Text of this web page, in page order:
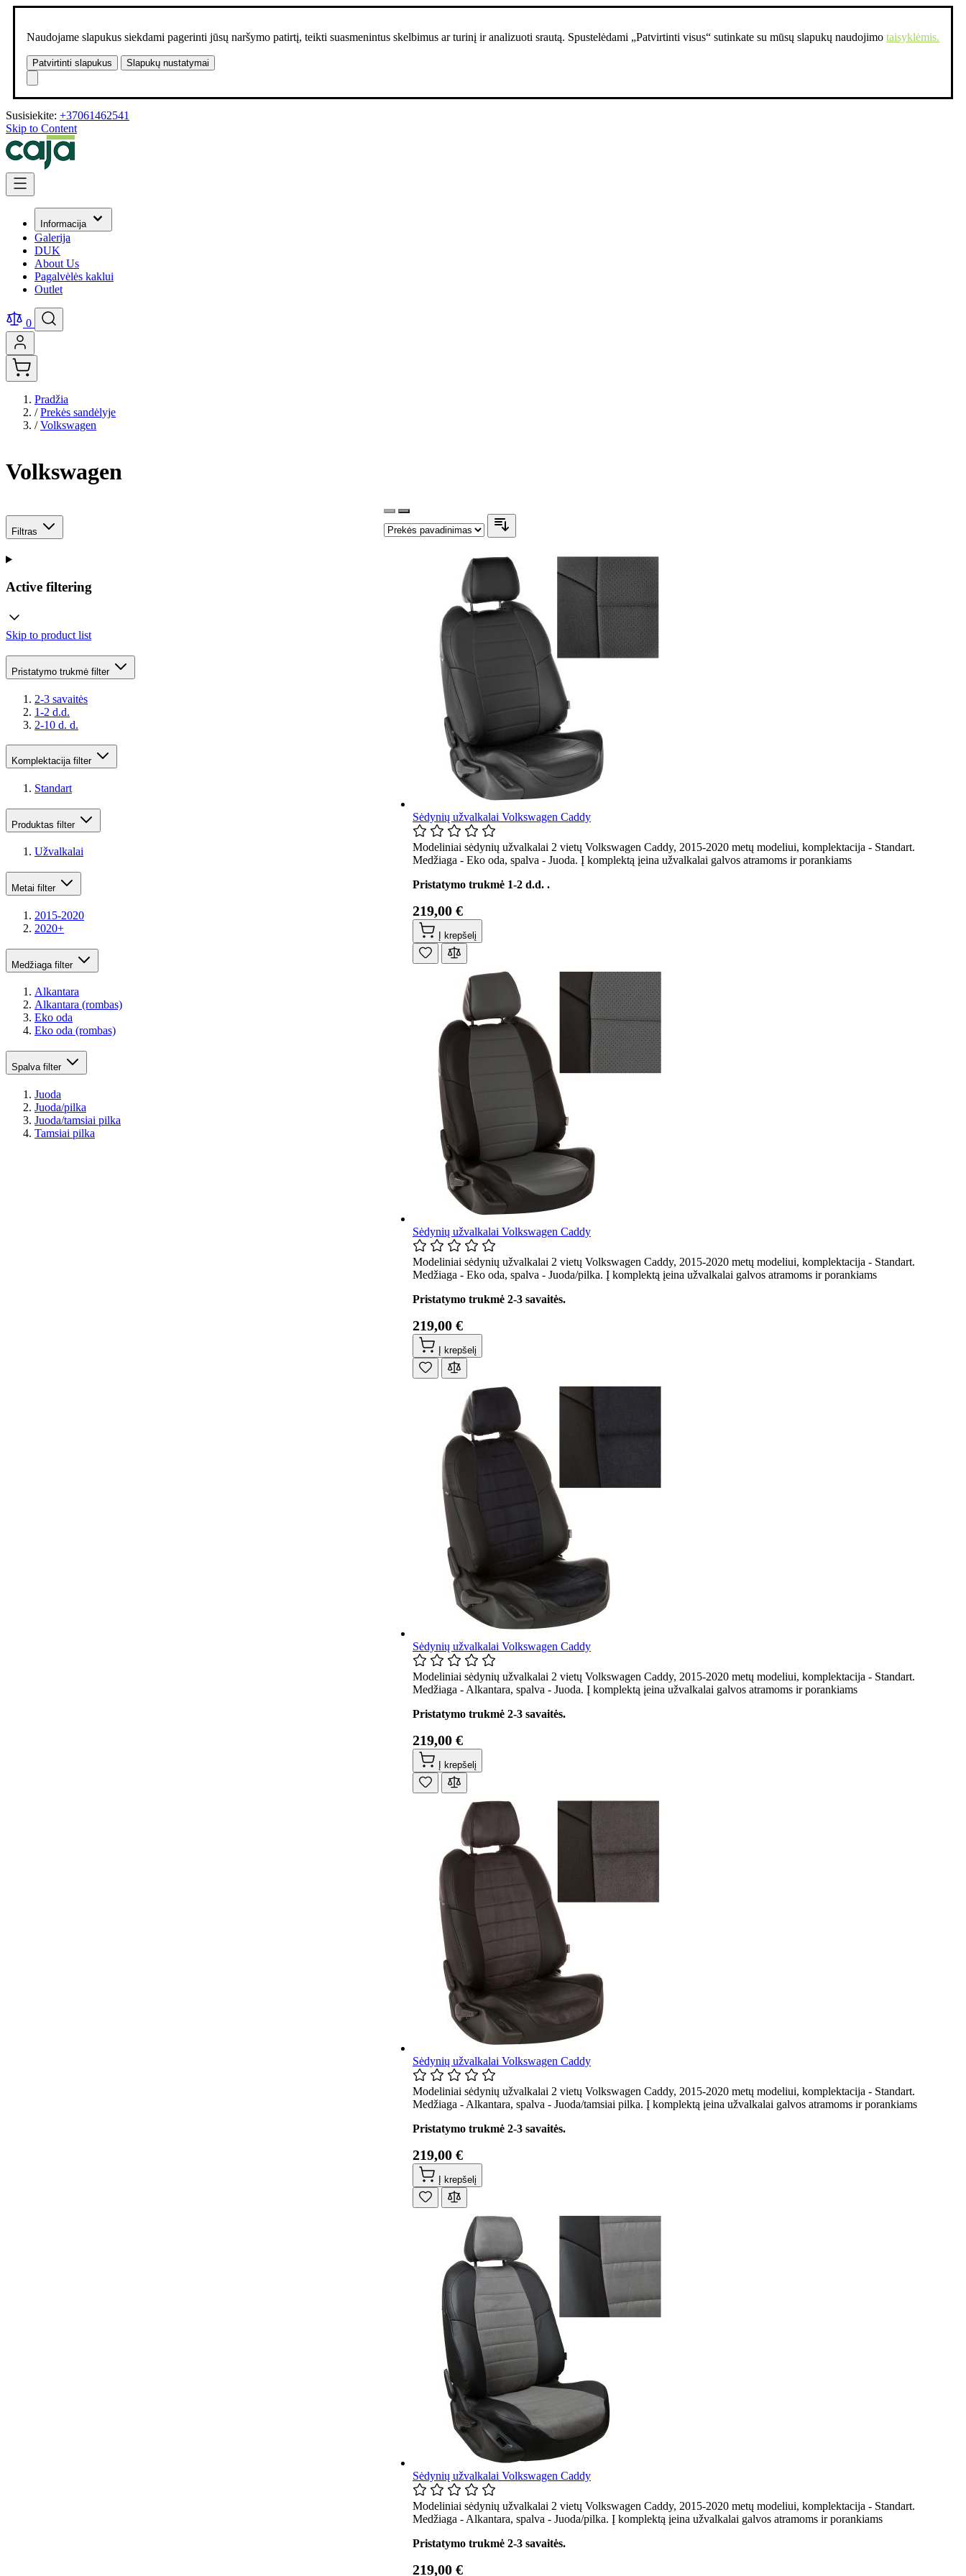
Naudojame slapukus siekdami pagerinti jūsų naršymo patirtį, teikti suasmenintus skelbimus ar turinį ir analizuoti srautą. Spustelėdami „Patvirtinti visus“ sutinkate su mūsų slapukų naudojimo taisyklėmis.
Patvirtinti slapukus Slapukų nustatymai
Susisiekite: +37061462541
Skip to Content
Informacija
Galerija
DUK
About Us
Pagalvėlės kaklui
Outlet
0
Pradžia
/ Prekės sandėlyje
/ Volkswagen
Volkswagen
Filtras
Active filtering
Skip to product list
Pristatymo trukmė filter
2-3 savaitės
1-2 d.d.
2-10 d. d.
Komplektacija filter
Standart
Produktas filter
Užvalkalai
Metai filter
2015-2020
2020+
Medžiaga filter
Alkantara
Alkantara (rombas)
Eko oda
Eko oda (rombas)
Spalva filter
Juoda
Juoda/pilka
Juoda/tamsiai pilka
Tamsiai pilka
Sėdynių užvalkalai Volkswagen Caddy
Modeliniai sėdynių užvalkalai 2 vietų Volkswagen Caddy, 2015-2020 metų modeliui, komplektacija - Standart.
Medžiaga - Eko oda, spalva - Juoda. Į komplektą įeina užvalkalai galvos atramoms ir porankiams
Pristatymo trukmė 1-2 d.d. .
219,00 €
Į krepšelį
Sėdynių užvalkalai Volkswagen Caddy
Modeliniai sėdynių užvalkalai 2 vietų Volkswagen Caddy, 2015-2020 metų modeliui, komplektacija - Standart.
Medžiaga - Eko oda, spalva - Juoda/pilka. Į komplektą įeina užvalkalai galvos atramoms ir porankiams
Pristatymo trukmė 2-3 savaitės.
219,00 €
Į krepšelį
Sėdynių užvalkalai Volkswagen Caddy
Modeliniai sėdynių užvalkalai 2 vietų Volkswagen Caddy, 2015-2020 metų modeliui, komplektacija - Standart.
Medžiaga - Alkantara, spalva - Juoda. Į komplektą įeina užvalkalai galvos atramoms ir porankiams
Pristatymo trukmė 2-3 savaitės.
219,00 €
Į krepšelį
Sėdynių užvalkalai Volkswagen Caddy
Modeliniai sėdynių užvalkalai 2 vietų Volkswagen Caddy, 2015-2020 metų modeliui, komplektacija - Standart.
Medžiaga - Alkantara, spalva - Juoda/tamsiai pilka. Į komplektą įeina užvalkalai galvos atramoms ir porankiams
Pristatymo trukmė 2-3 savaitės.
219,00 €
Į krepšelį
Sėdynių užvalkalai Volkswagen Caddy
Modeliniai sėdynių užvalkalai 2 vietų Volkswagen Caddy, 2015-2020 metų modeliui, komplektacija - Standart.
Medžiaga - Alkantara, spalva - Juoda/pilka. Į komplektą įeina užvalkalai galvos atramoms ir porankiams
Pristatymo trukmė 2-3 savaitės.
219,00 €